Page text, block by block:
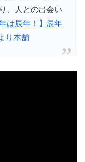
、人との出会い
は辰年！】辰年
り本舗